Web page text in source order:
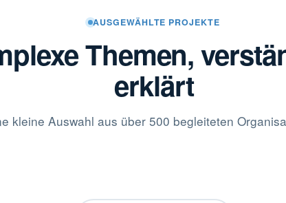
AUSGEWÄHLTE PROJEKTE
Themen,
erklärt
kleine Auswahl aus über 500 begleiteten